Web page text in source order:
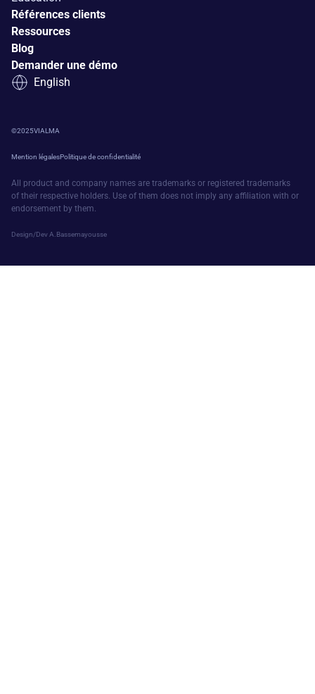
Références clients
Ressources
Blog
Demander une démo
English
©2025VIALMA
Mention légalesPolitique de confidentialité
All product and company names are trademarks or registered trademarks
of their respective holders. Use of them does not imply any affiliation with or
endorsement by them.
Design/Dev A.Bassemayousse